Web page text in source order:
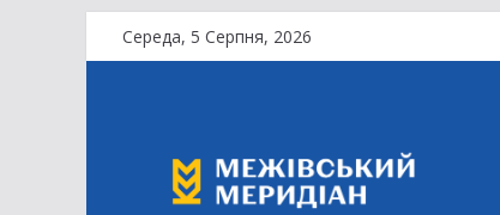
Перейти
до
Середа, 5 Серпня, 2026